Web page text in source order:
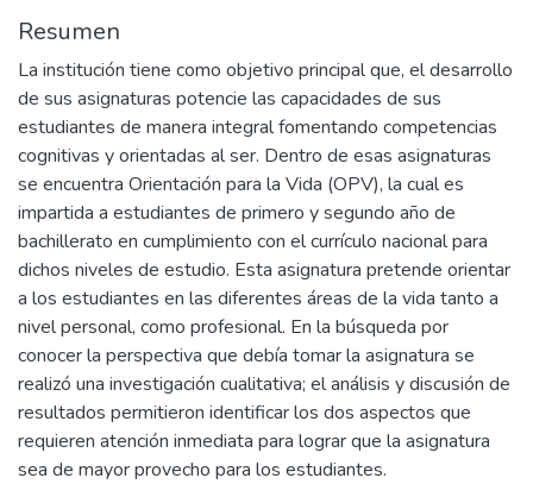
Resumen
La institución tiene como objetivo principal que, el desarrollo
de sus asignaturas potencie las capacidades de sus
estudiantes de manera integral fomentando competencias
cognitivas y orientadas al ser. Dentro de esas asignaturas
se encuentra Orientación para la Vida (OPV), la cual es
impartida a estudiantes de primero y segundo año de
bachillerato en cumplimiento con el currículo nacional para
dichos niveles de estudio. Esta asignatura pretende orientar
a los estudiantes en las diferentes áreas de la vida tanto a
nivel personal, como profesional. En la búsqueda por
conocer la perspectiva que debía tomar la asignatura se
realizó una investigación cualitativa; el análisis y discusión de
resultados permitieron identificar los dos aspectos que
requieren atención inmediata para lograr que la asignatura
sea de mayor provecho para los estudiantes.